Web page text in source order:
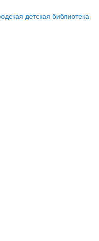
детская библиотека